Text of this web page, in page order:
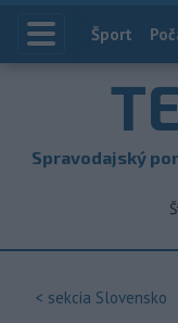
Index
Šport
Spravodajský
< sekcia Slovensko